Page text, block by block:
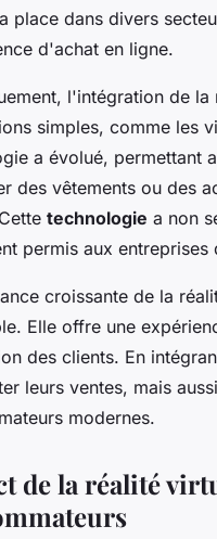
place dans divers
d'achat en ligne.
l'intégration de
simples, comme les
a évolué, permettant
des vêtements ou des
technologie a non
permis aux
croissante de la
Elle offre une
des clients. En
leurs ventes, mais
modernes.
de la réalité